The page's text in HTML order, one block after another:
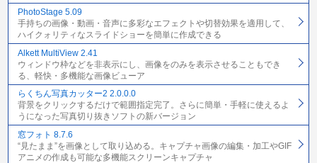
PhotoStage 5.09
手持ちの画像・動画・音声に多彩なエフェクトや切替効果を適用して、
ハイクォリティなスライドショーを簡単に作成できる
Alkett MultiView 2.41
ウィンドウ枠などを非表示にし、画像をのみを表示させることもでき
る、軽快・多機能な画像ビューア
らくちん写真カッター2 2.0.0.0
背景をクリックするだけで範囲指定完了。さらに簡単・手軽に使えるよ
うになった写真切り抜きソフトの新バージョン
窓フォト 8.7.6
“見たまま”を画像として取り込める。キャプチャ画像の編集・加工やGIF
アニメの作成も可能な多機能スクリーンキャプチャ